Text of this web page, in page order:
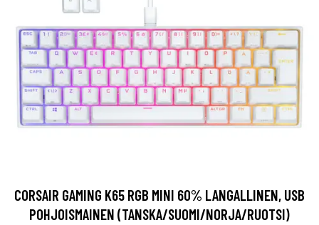
CORSAIR GAMING K65 RGB MINI 60% LANGALLINEN, USB
POHJOISMAINEN (TANSKA/SUOMI/NORJA/RUOTSI)